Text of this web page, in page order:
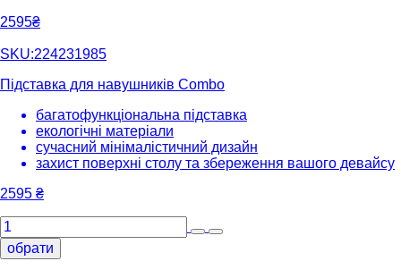
2595₴
SKU:224231985
Підставка для навушників Combo
багатофункціональна підставка
екологічні матеріали
сучасний мінімалістичний дизайн
захист поверхні столу та збереження вашого девайсу
2595 ₴
обрати